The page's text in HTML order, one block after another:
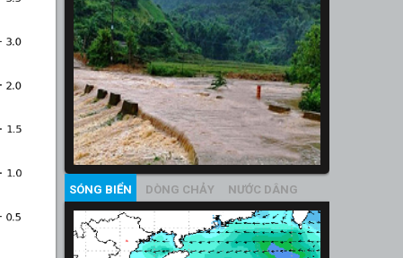
SÓNG BIỂN DÒNG CHẢY NƯỚC DÂNG